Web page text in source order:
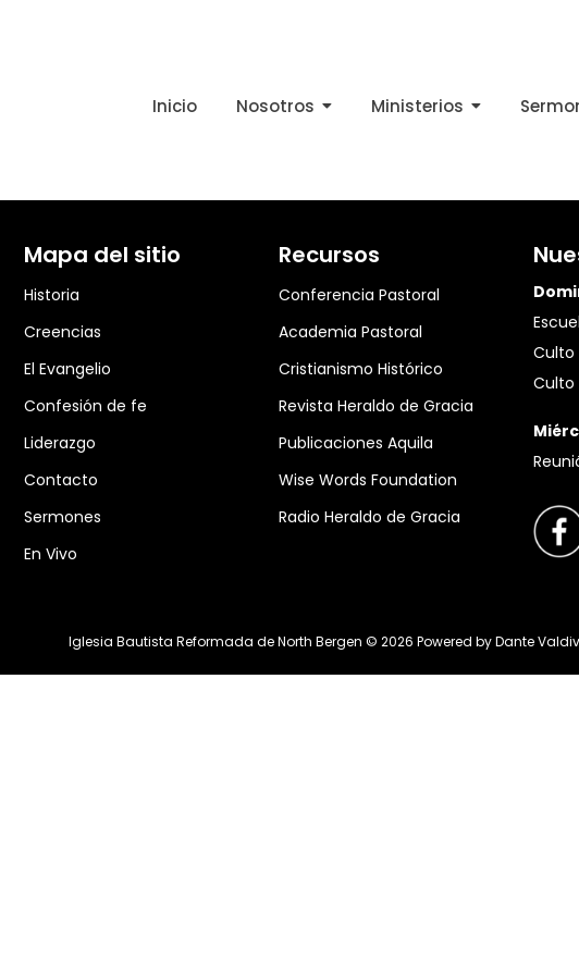
Inicio Nosotros Ministerios
Mapa del sitio
Historia
Creencias
El Evangelio
Confesión de fe
Liderazgo
Contacto
Sermones
En Vivo
Recursos
Conferencia Pastoral
Academia Pastoral
Cristianismo Histórico
Revista Heraldo de Gracia
Publicaciones Aquila
Wise Words Foundation
Radio Heraldo de Gracia
Culto
Culto
Iglesia Bautista Reformada de North Bergen © 2026 Powered byDante